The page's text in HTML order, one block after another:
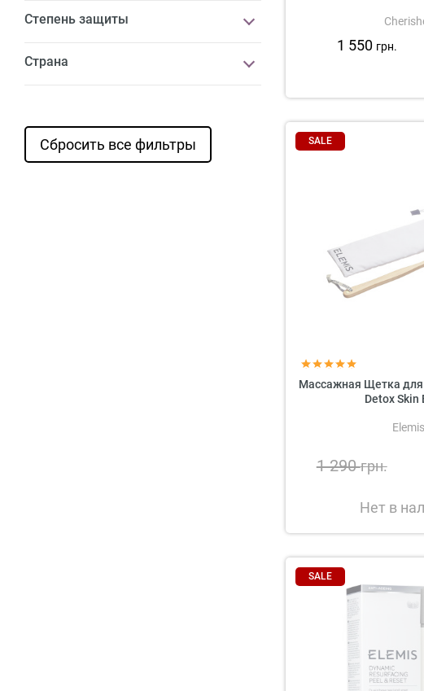
Степень защиты
Страна
Сбросить все фильтры
1 550 грн.
SALE
Массажная Щетка для
Detox Skin
Elemis
1 290грн.
Нет в
SALE